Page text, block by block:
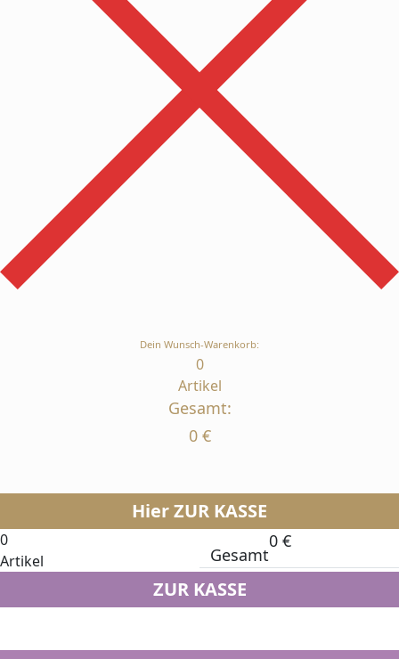
Dein Wunsch-Warenkorb:
0
Artikel
Gesamt:
0 €
Hier ZUR KASSE
0
Artikel
Gesamt
0 €
ZUR KASSE